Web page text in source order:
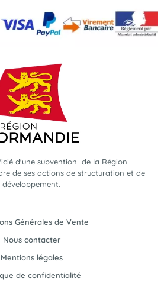
d'une subvention de la Région
de ses actions de structuration et de
développement.
Générales de Vente
Nous contacter
Mentions légales
de confidentialité